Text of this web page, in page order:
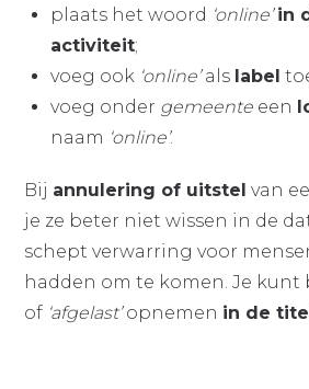
plaats het woord ‘online’ in
activiteit;
voeg ook ‘online’als label
voeg onder gemeente een
naam ‘online’.
Bij annulering of uitstel van
je ze beter niet wissen in de
schept verwarring voor
hadden om te komen. Je kunt
of ‘afgelast’opnemen in de